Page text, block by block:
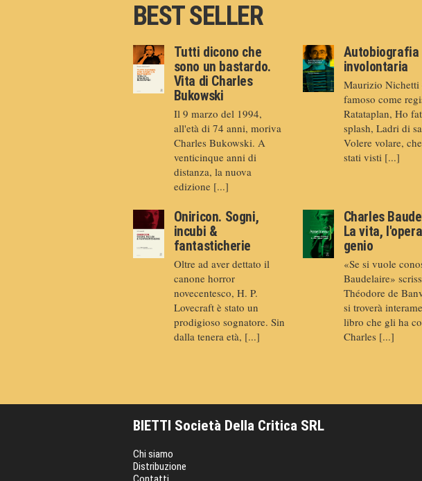
BEST SELLER
Tutti dicono che
sono un bastardo.
Vita di Charles
Bukowski
Il 9 marzo del 1994,
all'età di 74 anni, moriva
Charles Bukowski. A
venticinque anni di
distanza, la nuova
edizione [...]
Autobiografia
involontaria
Maurizio Nichetti
famoso come
Ratataplan, Ho
splash, Ladri di
Volere volare,
stati visti [...]
Oniricon. Sogni,
incubi &
fantasticherie
Oltre ad aver dettato il
canone horror
novecentesco, H. P.
Lovecraft è stato un
prodigioso sognatore. Sin
dalla tenera età, [...]
Charles
La vita,
genio
«Se si vuole
Baudelaire»
Théodore de
si troverà
libro che gli ha
Charles [...]
BIETTI Società Della Critica SRL
Chi siamo
Distribuzione